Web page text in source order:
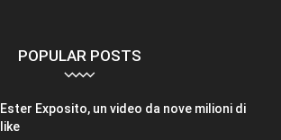
POPULAR POSTS
Ester Exposito, un video da nove milioni di
like